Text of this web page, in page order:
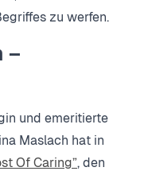
zu werfen.
–
und emeritierte
Maslach hat in
Of Caring”, den